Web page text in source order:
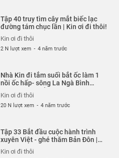
Tập 40 truy tìm cây mắt biếc lạc
đường tám chục lần | Kin ơi đi thôi!
Kin ơi đi thôi
2 N lượt xem - 4 năm trước
Nhà Kin đi tắm suối bắt ốc làm 1
nồi ốc hấp- sông La Ngà Bình
thuận| cuộc sống trên ngôi nhà di
động | Kin ơi đi thôi!
Kin ơi đi thôi
20 N lượt xem - 4 năm trước
Tập 33 Bắt đầu cuộc hành trình
xuyên Việt - ghé thăm Bản Đôn |
Kin ơi đi thôi!
Kin ơi đi thôi